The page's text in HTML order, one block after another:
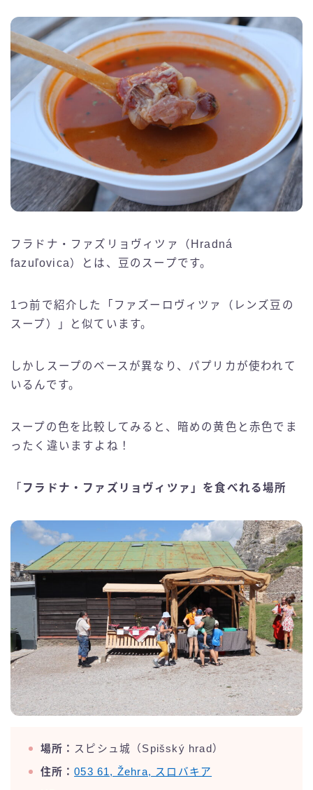
フラドナ・ファズリョヴィツァ（Hradná
fazuľovica）とは、豆のスープです。
1つ前で紹介した「ファズーロヴィツァ（レンズ豆の
スープ）」と似ています。
しかしスープのベースが異なり、パプリカが使われて
いるんです。
スープの色を比較してみると、暗めの黄色と赤色でま
ったく違いますよね！
「 フラドナ・ファズリョヴィツァ」を食べれる場所
場所： スピシュ城（Spišský hrad）
住所：053 61, Žehra, スロバキア